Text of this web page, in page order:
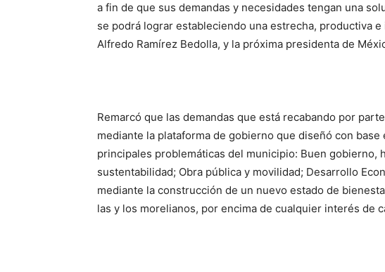
a fin de que sus demandas y necesidades tengan una
se podrá lograr estableciendo una estrecha, productiva
Alfredo Ramírez Bedolla, y la próxima presidenta de
Remarcó que las demandas que está recabando por
mediante la plataforma de gobierno que diseñó con
principales problemáticas del municipio: Buen gobierno,
sustentabilidad; Obra pública y movilidad; Desarrollo
mediante la construcción de un nuevo estado de
las y los morelianos, por encima de cualquier interés de